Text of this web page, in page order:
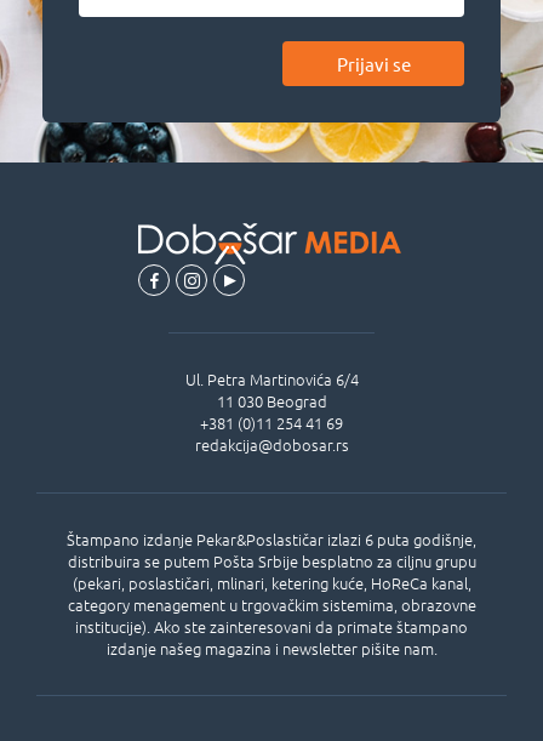
Prijavi se
Štampano izdanje Pekar&Poslastičar izlazi 6 puta godišnje,
distribuira se putem Pošta Srbije besplatno za ciljnu grupu
(pekari, poslastičari, mlinari, ketering kuće, HoReCa kanal,
category menagement u trgovačkim sistemima, obrazovne
institucije). Ako ste zainteresovani da primate štampano
izdanje našeg magazina i newsletter pišite nam.
Ul. Petra Martinovića 6/4
11 030 Beograd
+381 (0)11 254 41 69
redakcija@dobosar.rs